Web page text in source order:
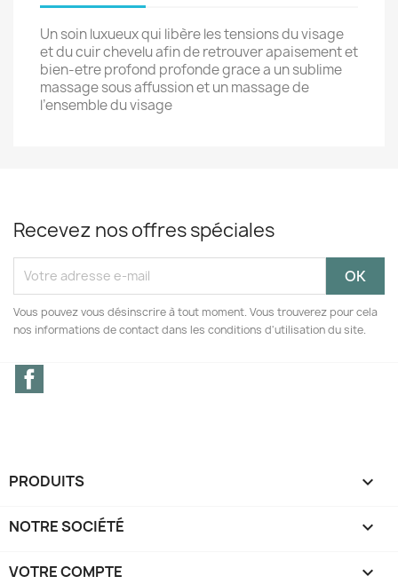
Un soin luxueux qui libère les tensions du visage
et du cuir chevelu afin de retrouver apaisement et
bien-etre profond profonde grace a un sublime
massage sous affussion et un massage de
l’ensemble du visage
Recevez nos offres spéciales
Vous pouvez vous désinscrire à tout moment. Vous trouverez pour cela
nos informations de contact dans les conditions d'utilisation du site.
PRODUITS 
NOTRE SOCIÉTÉ 
VOTRE COMPTE 